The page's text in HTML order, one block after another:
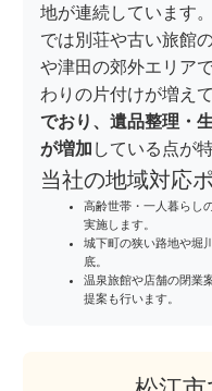
地が連続しています
では別荘や古い旅館
や津田の郊外エリア
わりの片付けが増え
でおり、遺品整理・
が増加 している点が
当社の地域対応
高齢世帯・一人暮らし
実施します。
城下町の狭い路地や堀
底。
温泉旅館や店舗の閉業
提案も行います。